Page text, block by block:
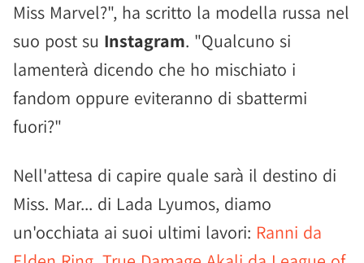
Miss Marvel?", ha scritto la modella russa nel
suo post su Instagram. "Qualcuno si
lamenterà dicendo che ho mischiato i
fandom oppure eviteranno di sbattermi
fuori?"
Nell'attesa di capire quale sarà il destino di
Miss. Mar... di Lada Lyumos, diamo
un'occhiata ai suoi ultimi lavori: Ranni da